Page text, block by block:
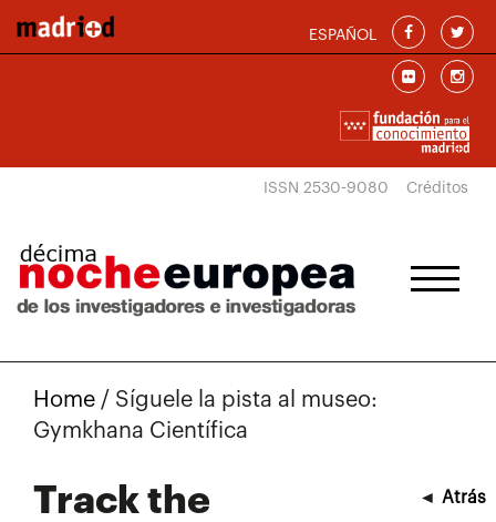
ESPAÑOL
ISSN 2530-9080 Créditos
Home / Síguele la pista al museo:
Gymkhana Científica
Track the
◄ Atrás